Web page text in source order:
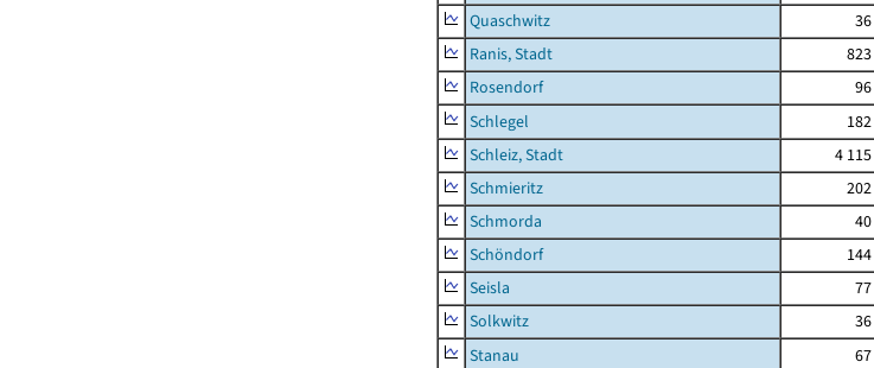
Quaschwitz
36
Ranis, Stadt
823
Rosendorf
96
Schlegel
182
Schleiz, Stadt
4 115
Schmieritz
202
Schmorda
40
Schöndorf
144
Seisla
77
Solkwitz
36
Stanau
67